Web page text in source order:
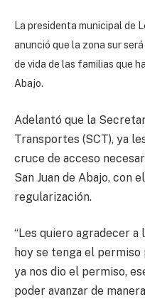
La presidenta municipal de
anunció que la zona sur
de vida de las familias que
Abajo.
Adelantó que la
Transportes (SCT), ya
cruce de acceso
San Juan de Abajo, con
regularización.
“Les quiero agradecer
hoy se tenga el
ya nos dio el permiso,
poder avanzar de